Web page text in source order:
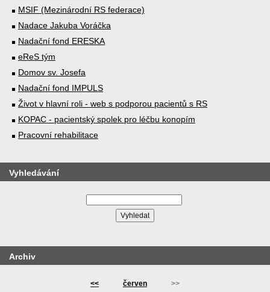
MSIF (Mezinárodní RS federace)
Nadace Jakuba Voráčka
Nadační fond ERESKA
eReS tým
Domov sv. Josefa
Nadační fond IMPULS
Život v hlavní roli - web s podporou pacientů s RS
KOPAC - pacientský spolek pro léčbu konopím
Pracovní rehabilitace
Vyhledávání
Archiv
<< červen
>>